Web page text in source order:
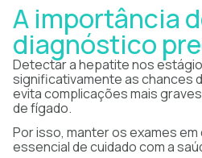
A importância
diagnóstico
Detectar a hepatite nos
significativamente as chances
evita complicações mais
de fígado.
Por isso, manter os exames em
essencial de cuidado com a